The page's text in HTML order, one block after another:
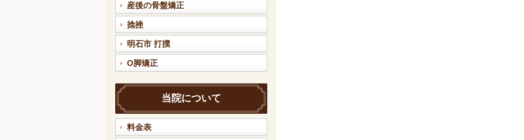
産後の骨盤矯正
捻挫
明石市 打撲
O脚矯正
当院について
料金表